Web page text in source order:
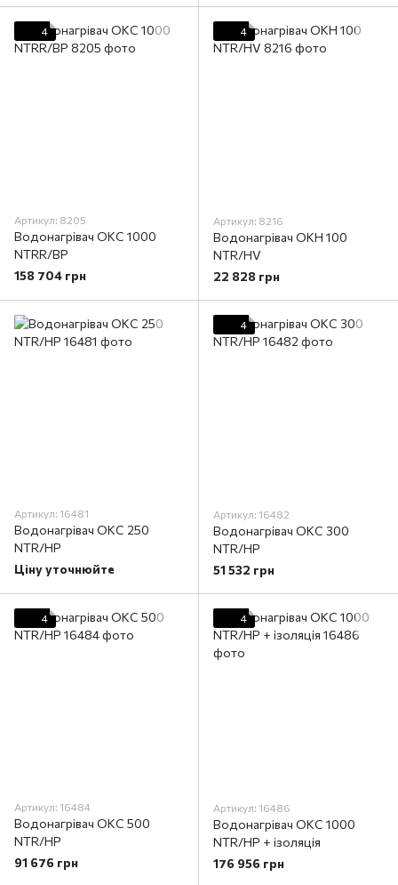
4
Артикул: 8205
Водонагрівач OKC 1000
NTRR/BP
158 704 грн
4
Артикул: 8216
Водонагрівач ОКН 100
NTR/HV
22 828 грн
Артикул: 16481
Водонагрівач OKC 250
NTR/HP
Ціну уточнюйте
4
Артикул: 16482
Водонагрівач OKC 300
NTR/HP
51 532 грн
4
Артикул: 16484
Водонагрівач OKC 500
NTR/HP
91 676 грн
4
Артикул: 16486
Водонагрівач OKC 1000
NTR/HP + ізоляція
176 956 грн